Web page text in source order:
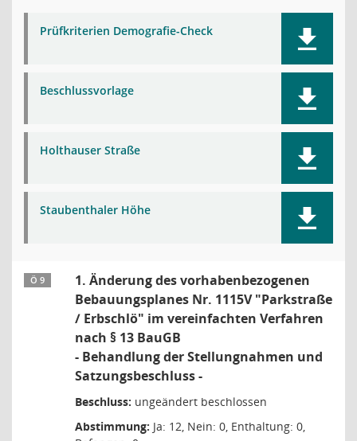
Prüfkriterien Demografie-Check
Beschlussvorlage
Holthauser Straße
Staubenthaler Höhe
Ö 9
1. Änderung des vorhabenbezogenen
Bebauungsplanes Nr. 1115V "Parkstraße
/ Erbschlö" im vereinfachten Verfahren
nach § 13 BauGB
- Behandlung der Stellungnahmen und
Satzungsbeschluss -
Beschluss: ungeändert beschlossen
Abstimmung: Ja: 12, Nein: 0, Enthaltung: 0,